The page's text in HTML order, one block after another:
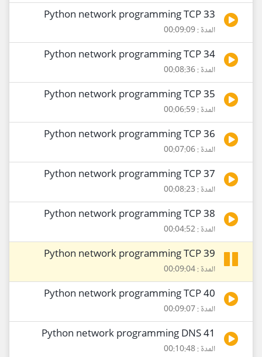
33 Python network programming TCP
المدة : 00:09:09
34 Python network programming TCP
المدة : 00:08:36
35 Python network programming TCP
المدة : 00:06:59
36 Python network programming TCP
المدة : 00:07:06
37 Python network programming TCP
المدة : 00:08:23
38 Python network programming TCP
المدة : 00:04:52
39 Python network programming TCP
المدة : 00:09:04
40 Python network programming TCP
المدة : 00:09:07
41 Python network programming DNS
المدة : 00:10:48